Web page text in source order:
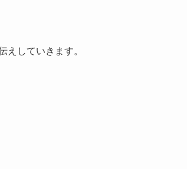
えしていきます。